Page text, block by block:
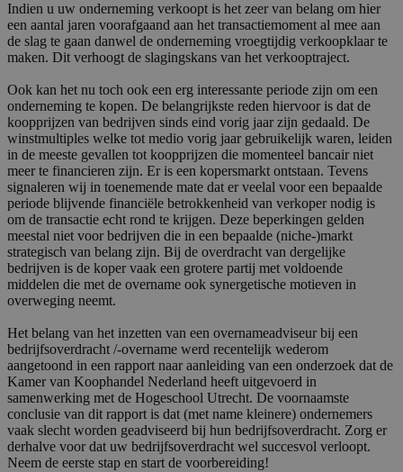
Indien u uw onderneming verkoopt is het zeer van belang om hier
een aantal jaren voorafgaand aan het transactiemoment al mee aan
de slag te gaan danwel de onderneming vroegtijdig verkoopklaar te
maken. Dit verhoogt de slagingskans van het verkooptraject.
Ook kan het nu toch ook een erg interessante periode zijn om een
onderneming te kopen. De belangrijkste reden hiervoor is dat de
koopprijzen van bedrijven sinds eind vorig jaar zijn gedaald. De
winstmultiples welke tot medio vorig jaar gebruikelijk waren, leiden
in de meeste gevallen tot koopprijzen die momenteel bancair niet
meer te financieren zijn. Er is een kopersmarkt ontstaan. Tevens
signaleren wij in toenemende mate dat er veelal voor een bepaalde
periode blijvende financiële betrokkenheid van verkoper nodig is
om de transactie echt rond te krijgen. Deze beperkingen gelden
meestal niet voor bedrijven die in een bepaalde (niche-)markt
strategisch van belang zijn. Bij de overdracht van dergelijke
bedrijven is de koper vaak een grotere partij met voldoende
middelen die met de overname ook synergetische motieven in
overweging neemt.
Het belang van het inzetten van een overnameadviseur bij een
bedrijfsoverdracht /-overname werd recentelijk wederom
aangetoond in een rapport naar aanleiding van een onderzoek dat de
Kamer van Koophandel Nederland heeft uitgevoerd in
samenwerking met de Hogeschool Utrecht. De voornaamste
conclusie van dit rapport is dat (met name kleinere) ondernemers
vaak slecht worden geadviseerd bij hun bedrijfsoverdracht. Zorg er
derhalve voor dat uw bedrijfsoverdracht wel succesvol verloopt.
Neem de eerste stap en start de voorbereiding!